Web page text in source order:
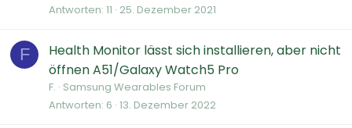
Antworten 11 25. Dezember 2021
F
Health Monitor lässt sich installieren, aber nicht
öffnen A51/Galaxy Watch5 Pro
F. Samsung Wearables Forum
Antworten 6 13. Dezember 2022